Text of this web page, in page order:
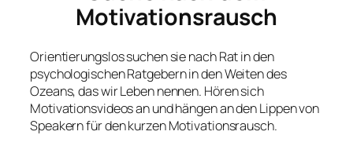
Motivationsrausch
Orientierungslos suchen sie nach Rat in den
psychologischen Ratgebern in den Weiten des
Ozeans, das wir Leben nennen. Hören sich
Motivationsvideos an und hängen an den Lippen von
Speakern für den kurzen Motivationsrausch.